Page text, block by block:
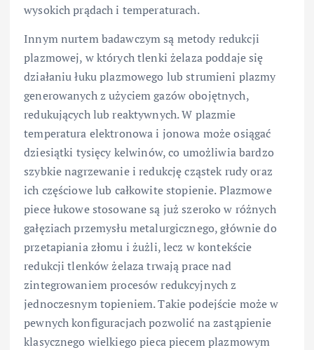
wysokich prądach i temperaturach.
Innym nurtem badawczym są metody redukcji
plazmowej, w których tlenki żelaza poddaje się
działaniu łuku plazmowego lub strumieni plazmy
generowanych z użyciem gazów obojętnych,
redukujących lub reaktywnych. W plazmie
temperatura elektronowa i jonowa może osiągać
dziesiątki tysięcy kelwinów, co umożliwia bardzo
szybkie nagrzewanie i redukcję cząstek rudy oraz
ich częściowe lub całkowite stopienie. Plazmowe
piece łukowe stosowane są już szeroko w różnych
gałęziach przemysłu metalurgicznego, głównie do
przetapiania złomu i żużli, lecz w kontekście
redukcji tlenków żelaza trwają prace nad
zintegrowaniem procesów redukcyjnych z
jednoczesnym topieniem. Takie podejście może w
pewnych konfiguracjach pozwolić na zastąpienie
klasycznego wielkiego pieca piecem plazmowym